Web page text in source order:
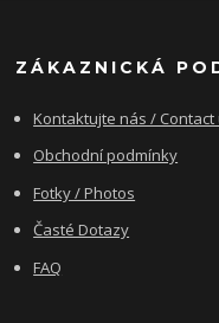
ZÁKAZNICKÁ
Kontaktujte nás / Contact
Obchodní podmínky
Fotky / Photos
Časté Dotazy
FAQ